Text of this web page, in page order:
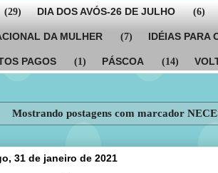
(29) DIA DOS AVÓS-26 DE JULHO (6)
DA MULHER (7) IDÉIAS PARA
PAGOS (1) PÁSCOA (14)
Mostrando postagens com marcador
31 de janeiro de 2021